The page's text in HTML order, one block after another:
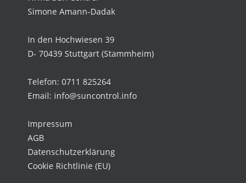
Simone Amann-Dadak
In den Hochwiesen 39
D- 70439 Stuttgart (Stammheim)
Telefon: 0711 825264
Email: info@suncontrol.info
Impressum
AGB
Datenschutzerklärung
Cookie Richtlinie (EU)